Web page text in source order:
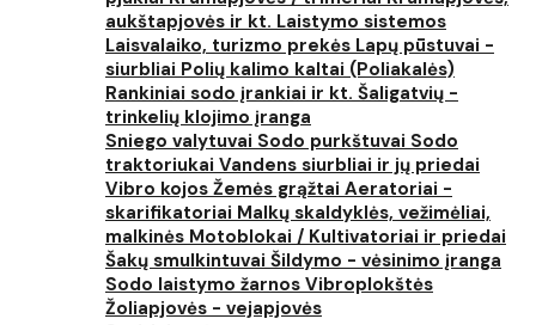
aukštapjovės ir kt. Laistymo sistemos
Laisvalaiko, turizmo prekės Lapų pūstuvai -
siurbliai Polių kalimo kaltai (Poliakalės)
Rankiniai sodo įrankiai ir kt. Šaligatvių -
trinkelių klojimo įranga
Sniego valytuvai Sodo purkštuvai Sodo
traktoriukai Vandens siurbliai ir jų priedai
Vibro kojos Žemės grąžtai Aeratoriai -
skarifikatoriai Malkų skaldyklės, vežimėliai,
malkinės Motoblokai / Kultivatoriai ir priedai
Šakų smulkintuvai Šildymo - vėsinimo įranga
Sodo laistymo žarnos Vibroplokštės
Žoliapjovės - vejapjovės